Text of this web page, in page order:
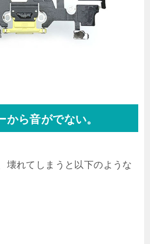
から音がでない。
壊れてしまうと以下のような